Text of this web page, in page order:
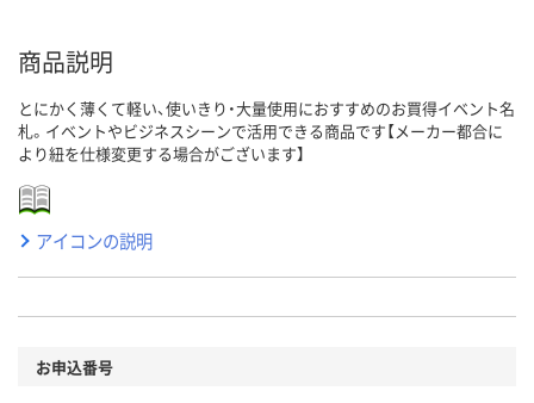
商品説明
とにかく薄くて軽い、使いきり・大量使用におすすめのお買得イベント名
札。イベントやビジネスシーンで活用できる商品です【メーカー都合に
より紐を仕様変更する場合がございます】
アイコンの説明
お申込番号